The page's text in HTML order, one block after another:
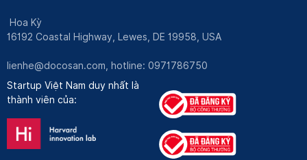
Hoa Kỳ
16192 Coastal Highway, Lewes, DE 19958, USA
lienhe@docosan.com , hotline: 0971786750
Startup Việt Nam duy nhất là
thành viên của: